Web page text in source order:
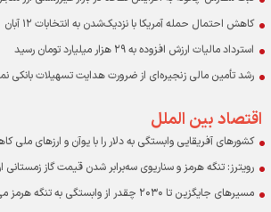
کاهش احتمال حمله آمریکا با نزدیک‌شدن به انتخابات ۱۲ آبان
استرداد مالیات ارزش افزوده به ۲۹ هزار میلیارد تومان رسید
رشد تأمین مالی زنجیره‌ای از ضرورت هدایت تسهیلات بانکی
اقتصاد بین الملل
کشورهای آفریقایی وابستگی به دلار را با یوآن و ارزهای
رویترز: تنگه هرمز و سناریوی سه‌برابر شدن قیمت گاز زمستانی
مسیرهای جایگزین تا ۲۰۳۰ چقدر از وابستگی به تنگه هرمز می‌کاهند؟